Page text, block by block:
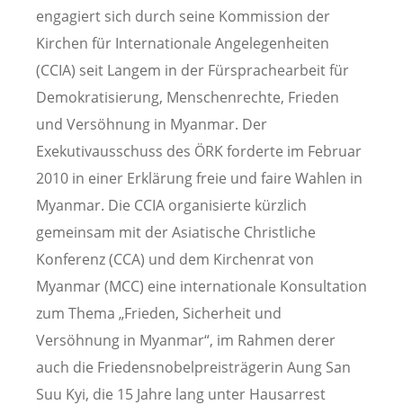
engagiert sich durch seine Kommission der
Kirchen für Internationale Angelegenheiten
(CCIA) seit Langem in der Fürsprachearbeit für
Demokratisierung, Menschenrechte, Frieden
und Versöhnung in Myanmar. Der
Exekutivausschuss des ÖRK forderte im Februar
2010 in einer Erklärung freie und faire Wahlen in
Myanmar. Die CCIA organisierte kürzlich
gemeinsam mit der Asiatische Christliche
Konferenz (CCA) und dem Kirchenrat von
Myanmar (MCC) eine internationale Konsultation
zum Thema „Frieden, Sicherheit und
Versöhnung in Myanmar“, im Rahmen derer
auch die Friedensnobelpreisträgerin Aung San
Suu Kyi, die 15 Jahre lang unter Hausarrest